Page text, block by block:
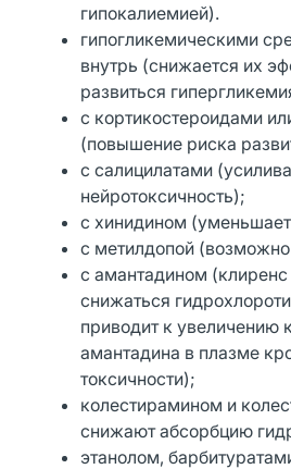
гипокалиемией).
гипогликемическими
внутрь (снижается их
развиться
с кортикостероидами
(повышение риска
с салицилатами
нейротоксичность);
с хинидином
с метилдопой
с амантадином
снижаться
приводит к увеличению
амантадина в плазме
токсичности);
колестирамином и
снижают абсорбцию
этанолом,